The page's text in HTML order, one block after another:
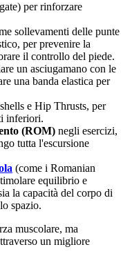
per rinforzare
sollevamenti delle punte
per prevenire la
il controllo del piede.
un asciugamano con le
una banda elastica per
e Hip Thrusts, per
inferiori.
(ROM) negli esercizi,
tutta l'escursione
(come i Romanian
equilibrio e
la capacità del corpo di
spazio.
muscolare, ma
un migliore